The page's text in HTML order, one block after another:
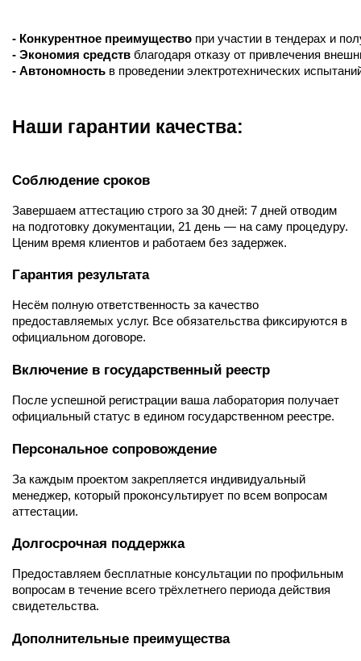
- Конкурентное преимущество при участии в тендерах и
- Экономия средств благодаря отказу от привлечения
- Автономность в проведении электротехнических
Наши гарантии качества:
Соблюдение сроков
Завершаем аттестацию строго за 30 дней: 7 дней отводим
на подготовку документации, 21 день — на саму процедуру.
Ценим время клиентов и работаем без задержек.
Гарантия результата
Несём полную ответственность за качество
предоставляемых услуг. Все обязательства фиксируются в
официальном договоре.
Включение в государственный реестр
После успешной регистрации ваша лаборатория получает
официальный статус в едином государственном реестре.
Персональное сопровождение
За каждым проектом закрепляется индивидуальный
менеджер, который проконсультирует по всем вопросам
аттестации.
Долгосрочная поддержка
Предоставляем бесплатные консультации по профильным
вопросам в течение всего трёхлетнего периода действия
свидетельства.
Дополнительные преимущества